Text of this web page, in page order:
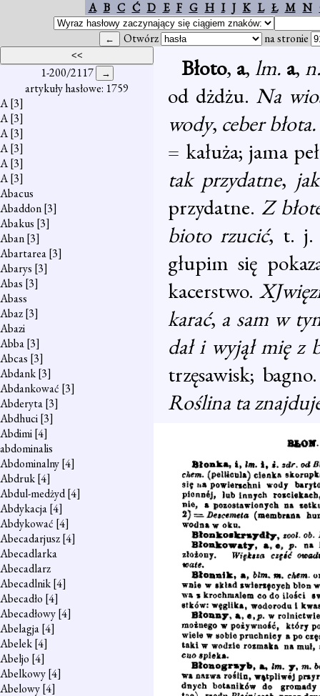
A B C Ć D E F G H I J K L Ł M N
Otwórz na stronie
1-200/2117
artykuły hasłowe: 1759
A[3]
A[3]
A[3]
A[3]
A[3]
A[3]
Abacus
Abaddon[3]
Abakus [3]
Aban[3]
Abartarea[3]
Abarys [3]
Abas [3]
Abass
Abaz[3]
Abazi
Abba[3]
Abcas [3]
Abdank[3]
Abdankować [3]
Abderyta[3]
Abdhuci[3]
Abdimi[4]
abdominalis
Abdominalny[4]
Abdruk[4]
Abdul-medżyd[4]
Abdykacja[4]
Abdykować [4]
Abecadarjusz[4]
Abecadlarka
Abecadlarz
Abecadlnik[4]
Abecadło [4]
Abecadłowy[4]
Abelagja[4]
Abelek[4]
Abeljo [4]
Abelkowy[4]
Abelowy[4]
Błoto, a,lm. a,
od dżdżu. Na
wody, ceber
= kałuża; jama
tak przydatne,
przydatne. Z
bioto rzucić, t. j.
głupim się
kacerstwo.
karać, a sam w
dał i wyjął mię z
trzęsawisk;
Roślina ta